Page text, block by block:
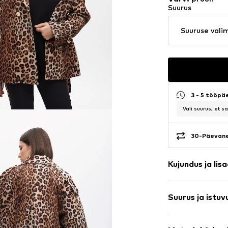
Suurus
Suuruse
3 - 5
Vali suurus, et
30-
Kujundus ja
Trench-
Reväärkrae
Kogu pinda
Suurus ja